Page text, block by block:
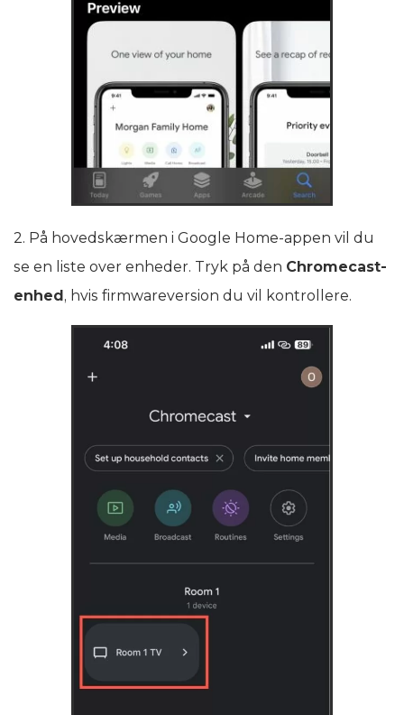
2. På hovedskærmen i Google Home-appen vil du
se en liste over enheder. Tryk på den Chromecast-
enhed, hvis firmwareversion du vil kontrollere.